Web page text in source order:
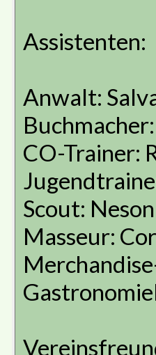
Assistenten:
Anwalt:
CO-Trainer:
Scout:
Masseur: